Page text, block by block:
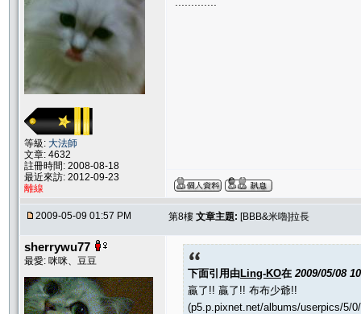
等級: 大法師
文章: 4632
註冊時間: 2008-08-18
最近來訪: 2012-09-23
離線
2009-05-09 01:57 PM 第8樓 文章主題: [BBB&米嚕]拉長
sherrywu77
最愛: 咪咪、豆豆
下面引用由Ling-KO在 2009/05/08
贏了!! 贏了!! 布布少爺!!
(p5.p.pixnet.net/albums/userpics/5/